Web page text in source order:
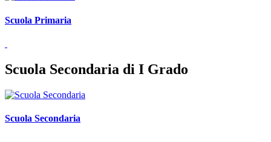
Scuola Primaria
Scuola Secondaria di I Grado
Scuola Secondaria